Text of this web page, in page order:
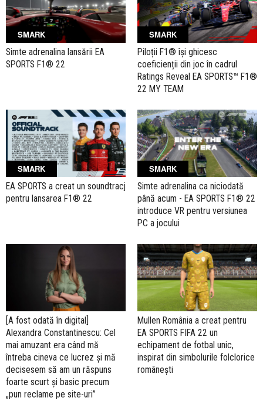
SMARK
Simte adrenalina lansării EA
SPORTS F1® 22
SMARK
Piloții F1® își ghicesc
coeficienții din joc în cadrul
Ratings Reveal EA SPORTS™ F1®
22 MY TEAM
SMARK
EA SPORTS a creat un soundtracj
pentru lansarea F1® 22
SMARK
Simte adrenalina ca niciodată
până acum - EA SPORTS F1® 22
introduce VR pentru versiunea
PC a jocului
[A fost odată în digital]
Alexandra Constantinescu: Cel
mai amuzant era când mă
întreba cineva ce lucrez și mă
decisesem să am un răspuns
foarte scurt și basic precum
„pun reclame pe site-uri”
Mullen România a creat pentru
EA SPORTS FIFA 22 un
echipament de fotbal unic,
inspirat din simbolurile folclorice
românești